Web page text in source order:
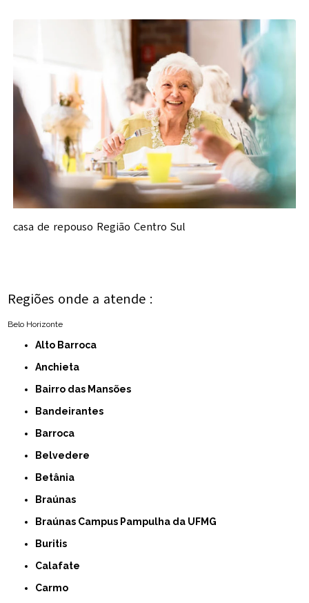
casa de repouso Região Centro Sul
Regiões onde a atende :
Belo Horizonte
Alto Barroca
Anchieta
Bairro das Mansões
Bandeirantes
Barroca
Belvedere
Betânia
Braúnas
Braúnas Campus Pampulha da UFMG
Buritis
Calafate
Carmo